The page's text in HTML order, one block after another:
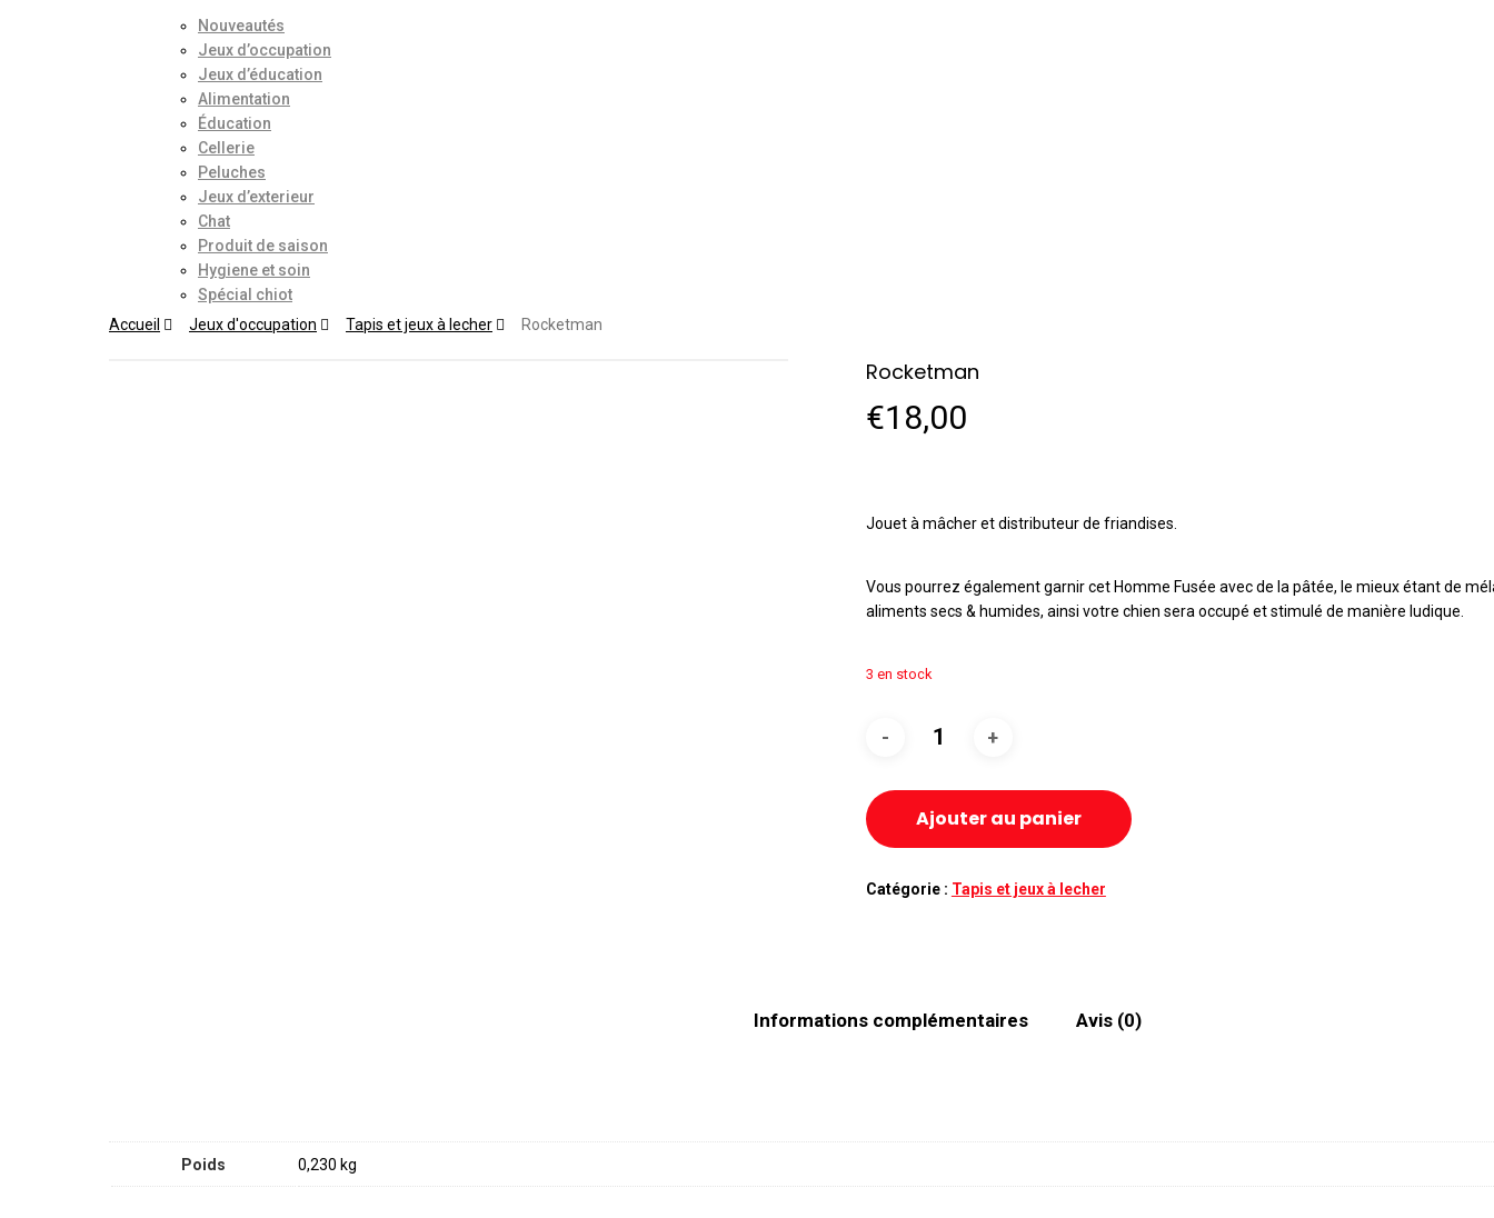
Nouveautés
Jeux d’occupation
Jeux d’éducation
Alimentation
Éducation
Cellerie
Peluches
Jeux d’exterieur
Chat
Produit de saison
Hygiene et soin
Spécial chiot
Accueil Jeux d'occupation Tapis et jeux à lecher Rocketman
Rocketman
€18,00
Jouet à mâcher et distributeur de friandises.
Vous pourrez également garnir cet Homme Fusée avec de la pâtée, le mieux étant de
aliments secs & humides, ainsi votre chien sera occupé et stimulé de manière ludique.
3 en stock
Ajouter au panier
Catégorie : Tapis et jeux à lecher
Informations complémentaires Avis (0)
Poids 0,230 kg